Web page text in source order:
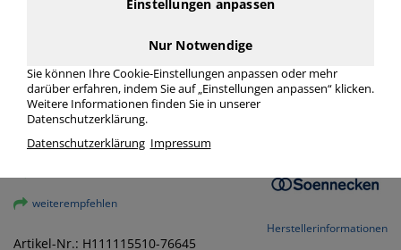
Herstellerinformationen
weiterempfehlen
Artikel-Nr.: H111115510-76645
Einstellungen anpassen
Nur Notwendige
Sie können Ihre Cookie-Einstellungen anpassen oder mehr
darüber erfahren, indem Sie auf „Einstellungen anpassen“ klicken.
Weitere Informationen finden Sie in unserer
Datenschutzerklärung.
Datenschutzerklärung Impressum